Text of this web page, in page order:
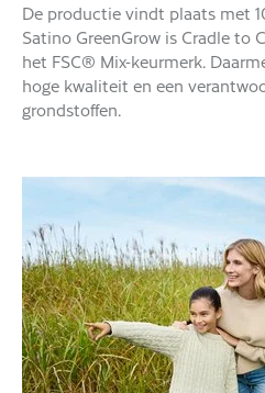
De productie vindt plaats met
Satino GreenGrow is Cradle to
het FSC® Mix-keurmerk.
hoge kwaliteit en een
grondstoffen.